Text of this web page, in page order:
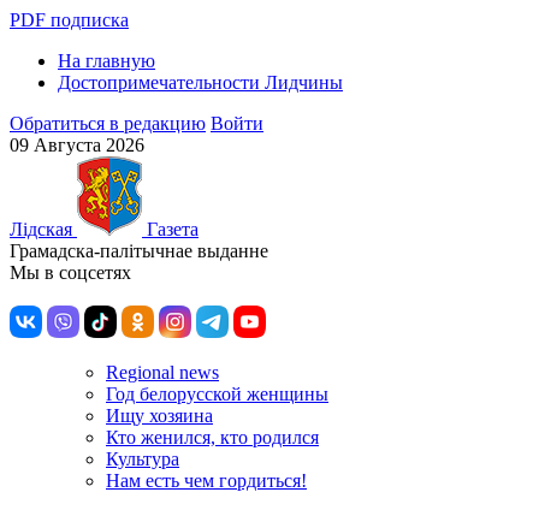
PDF подписка
На главную
Достопримечательности Лидчины
Обратиться в редакцию Войти
09 Августа 2026
Лiдская
Газета
Грамадска-палiтычнае выданне
Мы в соцсетях
Regional news
Год белорусской женщины
Ищу хозяина
Кто женился, кто родился
Культура
Нам есть чем гордиться!